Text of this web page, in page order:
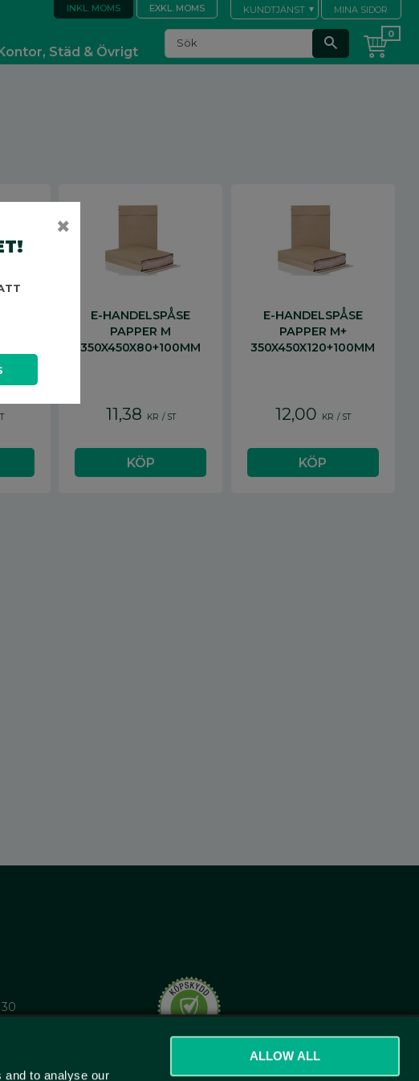
and to analyse our
ALLOW ALL
KUNDTJÄNST MINA SIDOR
INKL. MOMS EXKL. MOMS
Städ & Övrigt
E-HANDELSPÅSE
PAPPER M
350X450X80+100MM
11,38 KR / ST
E-HANDELSPÅSE
PAPPER M+
350X450X120+100MM
12,00 KR / ST
✖